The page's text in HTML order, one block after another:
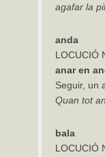
agafar la
anda
LOCUCIÓ
anar en
Seguir, un
Quan tot
bala
LOCUCIÓ